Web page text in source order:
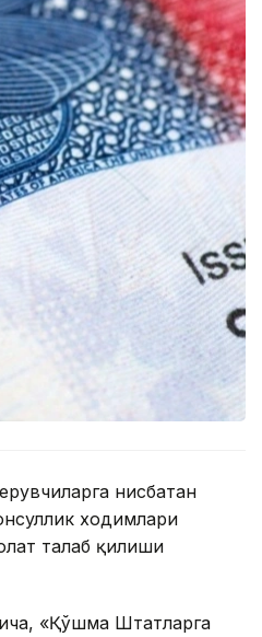
нисбатан
ходимлари
талаб қилиши
«Қўшма Штатларга